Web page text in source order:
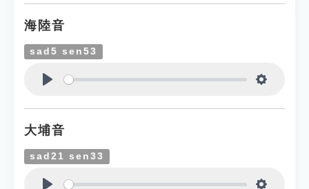
海陸音
sad5 sen53
大埔音
sad21 sen33